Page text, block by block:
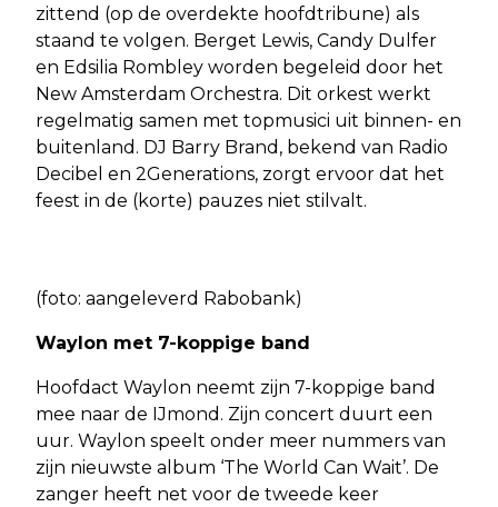
zittend (op de overdekte hoofdtribune) als
staand te volgen. Berget Lewis, Candy Dulfer
en Edsilia Rombley worden begeleid door het
New Amsterdam Orchestra. Dit orkest werkt
regelmatig samen met topmusici uit binnen- en
buitenland. DJ Barry Brand, bekend van Radio
Decibel en 2Generations, zorgt ervoor dat het
feest in de (korte) pauzes niet stilvalt.
(foto: aangeleverd Rabobank)
Waylon met 7-koppige band
Hoofdact Waylon neemt zijn 7-koppige band
mee naar de IJmond. Zijn concert duurt een
uur. Waylon speelt onder meer nummers van
zijn nieuwste album ‘The World Can Wait’. De
zanger heeft net voor de tweede keer